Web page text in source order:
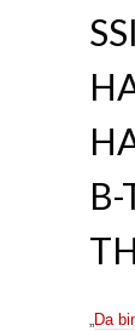
B-
Da